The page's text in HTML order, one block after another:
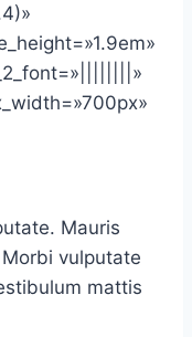
Mauris
vulputate
mattis